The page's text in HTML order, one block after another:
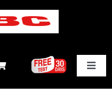
Toggle